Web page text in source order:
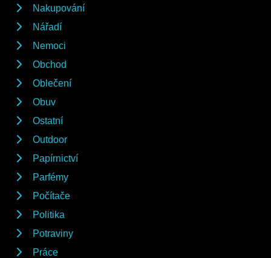
Nakupování
Nářadí
Nemoci
Obchod
Oblečení
Obuv
Ostatní
Outdoor
Papírnictví
Parfémy
Počítače
Politika
Potraviny
Práce